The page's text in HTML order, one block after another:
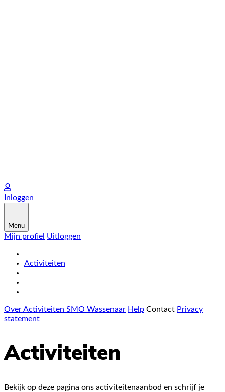
Inloggen
Menu
Mijn profiel Uitloggen
Activiteiten
Over Activiteiten SMO Wassenaar Help Contact Privacy
statement
Activiteiten
Bekijk op deze pagina ons activiteitenaanbod en schrijf je